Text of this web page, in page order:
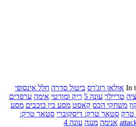
In אולאן רוג'רס ביטול סדרה חלל אינסופי
טריילר עונה 5 ריק ומורטי אימה ערפדים
משחקי הכס קאסט מסע בין כוכבים מסע
טרק סטאר טרק: דיסקוברי סטאר טרק:
אנימה מנגה עונה 4